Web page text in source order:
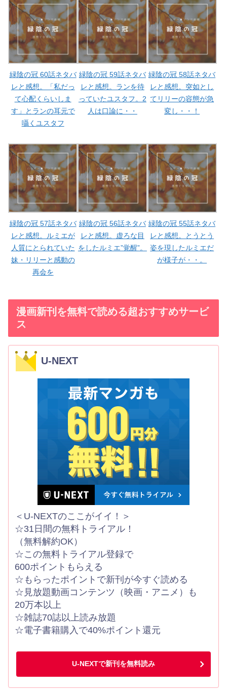
緑陰の冠 60話ネタバ
レと感想。「私だっ
て心配くらいしま
す」とランの耳元で
囁くユスタフ
緑陰の冠 59話ネタバ
レと感想。ランを待
っていたユスタフ。2
人は口論に・・
緑陰の冠 58話ネタバ
レと感想。突如とし
てリリーの容態が急
変し・・！
緑陰の冠 57話ネタバ
レと感想。ルミエが
人質にとられていた
妹・リリーと感動の
再会を
緑陰の冠 56話ネタバ
レと感想。虚ろな目
をしたルミエ”覚醒”。
緑陰の冠 55話ネタバ
レと感想。とうとう
姿を現したルミエだ
が様子が・・。
漫画新刊を無料で読める超おすすめサービ
ス
U-NEXT
＜U-NEXTのここがイイ！＞
☆31日間の無料トライアル！
（無料解約OK）
☆この無料トライアル登録で
600ポイントもらえる
☆もらったポイントで新刊が今すぐ読める
☆見放題動画コンテンツ（映画・アニメ）も
20万本以上
☆雑誌70誌以上読み放題
☆電子書籍購入で40%ポイント還元
U-NEXTで新刊を無料読み